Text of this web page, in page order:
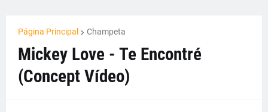
Página Principal Champeta
Mickey Love - Te Encontré
(Concept Vídeo)